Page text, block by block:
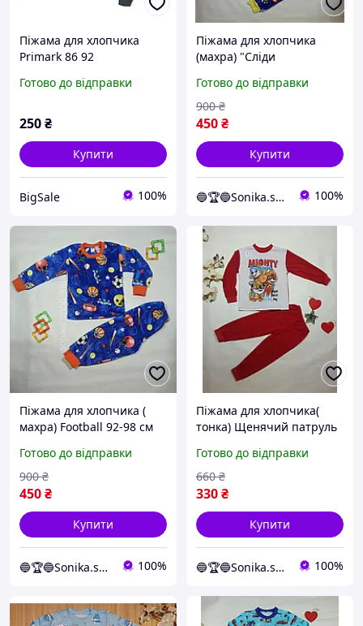
Піжама для хлопчика
Primark 86 92
Готово до відправки
250₴
Купити
BigSale 100%
Піжама для хлопчика
(махра) "Сліди
Синій
Готово до відправки
450₴
900 ₴
Купити
🔵🏆🔵Sonika.shop 100%
Піжама для хлопчика (
махра) Football 92-98 см
Готово до відправки
450₴
900 ₴
Купити
🔵🏆🔵Sonika.shop 100%
Піжама для хлопчика(
тонка) Щенячий патруль
білим
Готово до відправки
330₴
660 ₴
Купити
🔵🏆🔵Sonika.shop 100%